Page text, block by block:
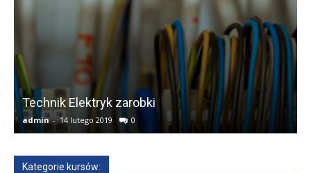
Technik Elektryk zarobki
admin - 14 lutego 2019 0
Kategorie kursów: